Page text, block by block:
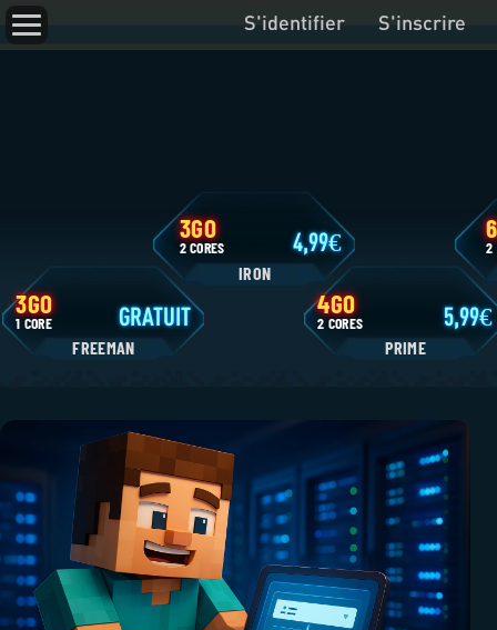
S'identifier S'inscrire
FREEMAN
3GO
IRON